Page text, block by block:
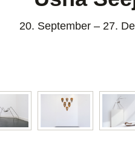
20. September – 27.